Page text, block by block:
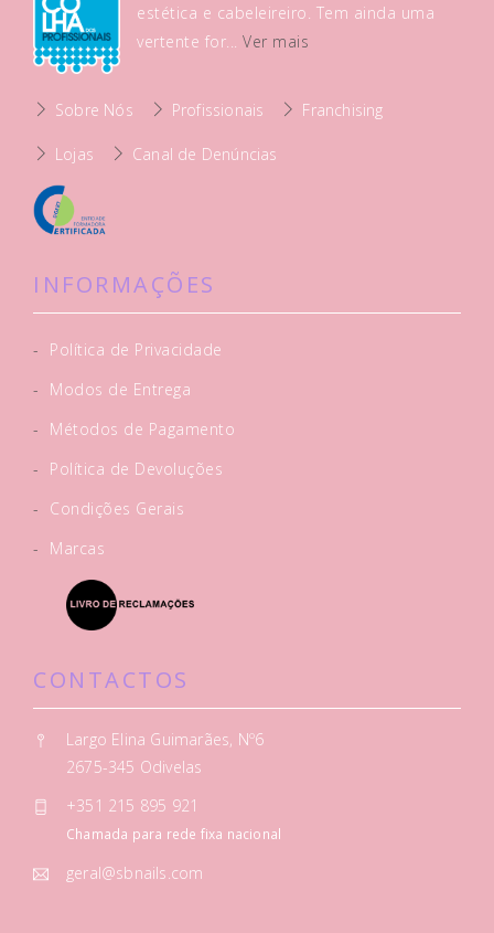
estética e cabeleireiro. Tem ainda uma
vertente for...Ver mais
Sobre Nós Profissionais Franchising
Lojas Canal de Denúncias
INFORMAÇÕES
-
Política de Privacidade
-
Modos de Entrega
-
Métodos de Pagamento
-
Política de Devoluções
-
Condições Gerais
-
Marcas
CONTACTOS
Largo Elina Guimarães, Nº6
2675-345 Odivelas
+351 215 895 921
Chamada para rede fixa nacional
geral@sbnails.com